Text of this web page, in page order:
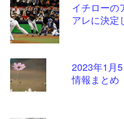
イチロー
アレに決定
2023年1月
情報まとめ